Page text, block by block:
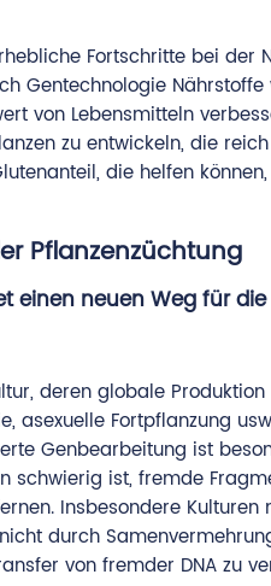
Fortschritte bei der
Gentechnologie
von Lebensmitteln
zu entwickeln, die
die helfen
Pflanzenzüchtung
einen neuen Weg für
deren globale
asexuelle Fortpflanzung
Genbearbeitung ist
schwierig ist, fremde
Insbesondere
durch
von fremder DNA zu